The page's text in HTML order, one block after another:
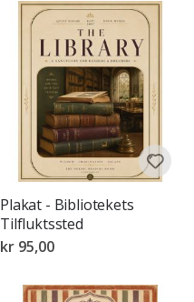
Plakat - Bibliotekets
Tilfluktssted
kr 95,00